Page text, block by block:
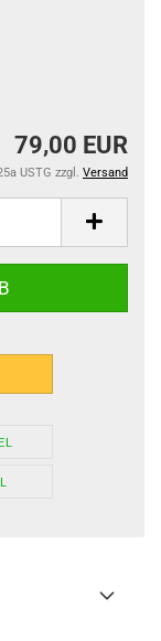
79,00 EUR
USTG zzgl. Versand